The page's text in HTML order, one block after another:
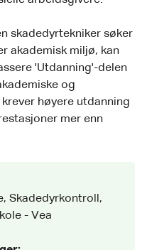
skadedyrtekniker søker
akademisk miljø, kan
'Utdanning'-delen
og
høyere utdanning
mer enn
Skadedyrkontroll,
- Vea